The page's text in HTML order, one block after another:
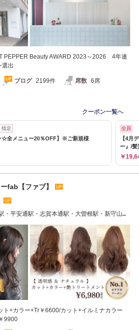
PEPPER Beauty AWARD 2023～2026 4年連
選出
ブログ 2199件 席数 6席
クーポン一覧へ
指定
☆全メニュー20％OFF】※ご新規様
全員
【4月
ー』/髪
￥
fab【ファブ】
・平安通駅・志賀本通駅・大曽根駅・新守山駅
+カラー+Tr￥6600/カット+イルミナカラー
9900